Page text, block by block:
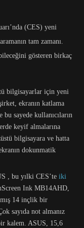
(CES) yeni
tam zamanı.
gösteren birkaç
bilgisayarlar için yeni
ekranın katlama
bu sayede kullanıcıların
keyif almalarına
bilgisayara ve hatta
dokunmatik
, bu yılki CES’te iki
Ink MB14AHD,
14 inçlik bir
sayıda not almanız
kalem. ASUS, 15,6